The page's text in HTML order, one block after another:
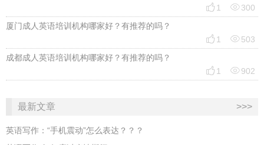
 1 300
厦门成人英语培训机构哪家好？有推荐的吗？
 1 503
成都成人英语培训机构哪家好？有推荐的吗？
 1 902
最新文章 >>>
英语写作：“手机震动”怎么表达？？？